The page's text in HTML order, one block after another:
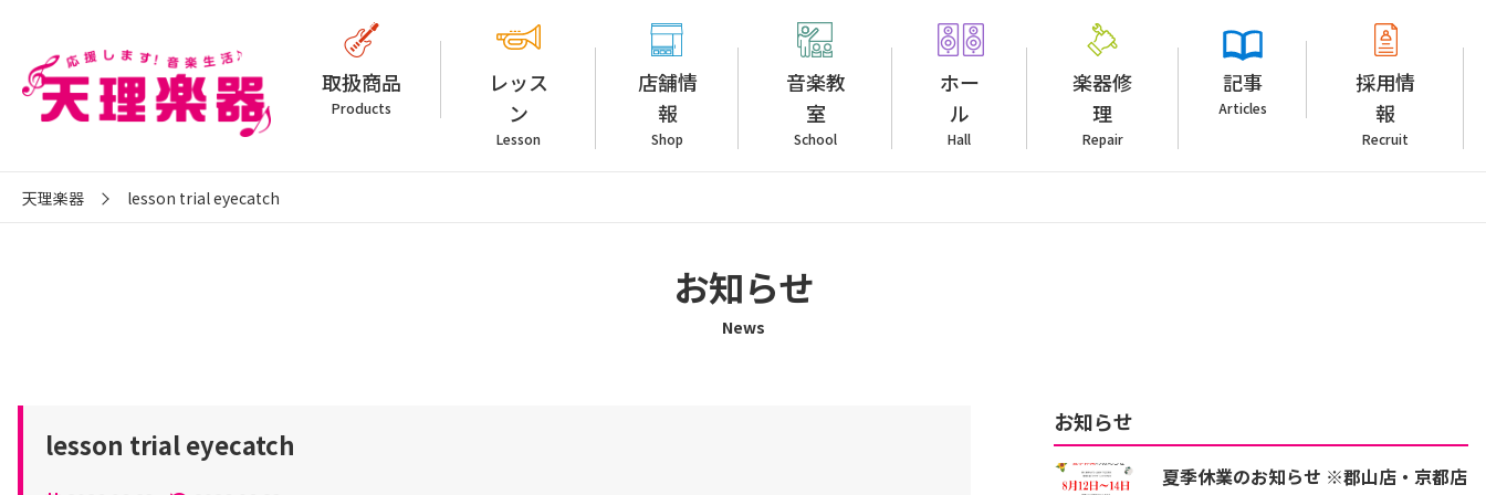
取扱商品
Products
レッス
ン
Lesson
店舗情
報
Shop
音楽教
室
School
ホー
ル
Hall
楽器修
理
Repair
記事
Articles
採用情
報
Recruit
天理楽器 lesson trial eyecatch
お知らせ
News
lesson trial eyecatch
お知らせ
夏季休業のお知らせ ※郡山店・京都店